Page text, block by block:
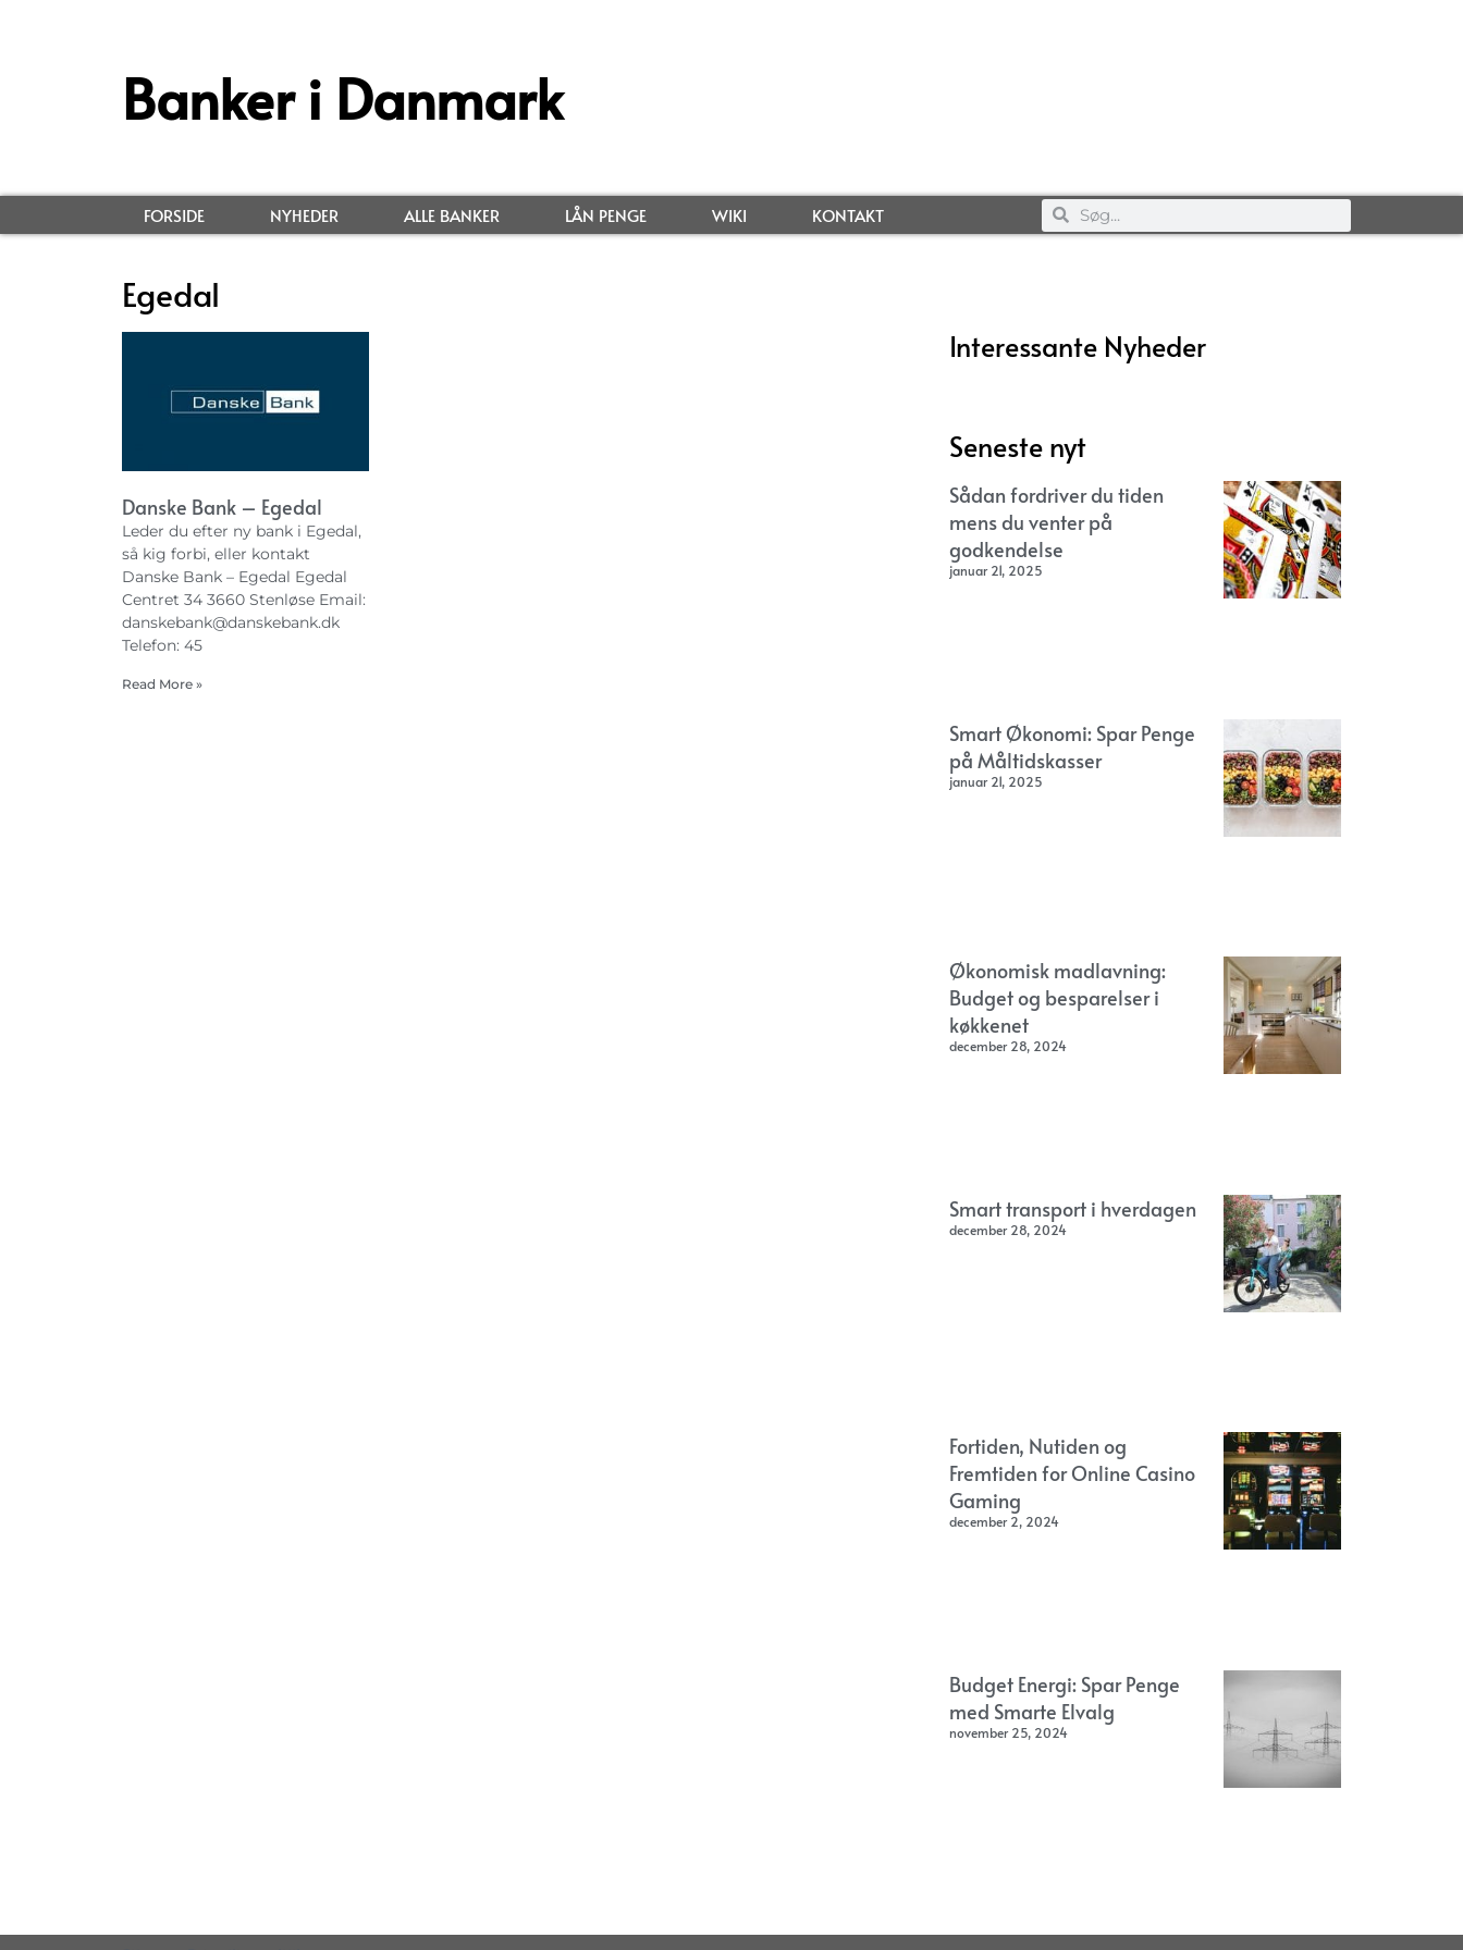
Banker i Danmark
FORSIDE NYHEDER ALLE BANKER LÅN PENGE WIKI KONTAKT
Egedal
Danske Bank – Egedal
Leder du efter ny bank i Egedal,
så kig forbi, eller kontakt
Danske Bank – Egedal Egedal
Centret 34 3660 Stenløse Email:
danskebank@danskebank.dk
Telefon: 45
Read More »
Interessante Nyheder
Seneste nyt
Sådan fordriver du tiden
mens du venter på
godkendelse
januar 21, 2025
Smart Økonomi: Spar Penge
på Måltidskasser
januar 21, 2025
Økonomisk madlavning:
Budget og besparelser i
køkkenet
december 28, 2024
Smart transport i hverdagen
december 28, 2024
Fortiden, Nutiden og
Fremtiden for Online Casino
Gaming
december 2, 2024
Budget Energi: Spar Penge
med Smarte Elvalg
november 25, 2024